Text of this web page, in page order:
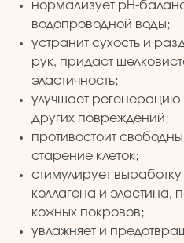
нормализует pH-
водопроводной воды;
устранит сухость и
рук, придаст
эластичность;
улучшает регенерацию
других повреждений;
противостоит
старение клеток;
стимулирует выработку
коллагена и эластина,
кожных покровов;
увлажняет и